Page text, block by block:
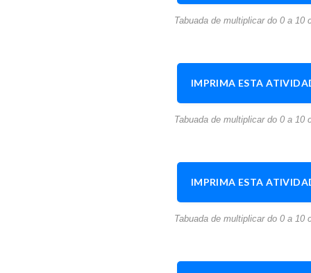
Tabuada de multiplicar do 0 a 10
IMPRIMA ESTA
Tabuada de multiplicar do 0 a 10
IMPRIMA ESTA
Tabuada de multiplicar do 0 a 10